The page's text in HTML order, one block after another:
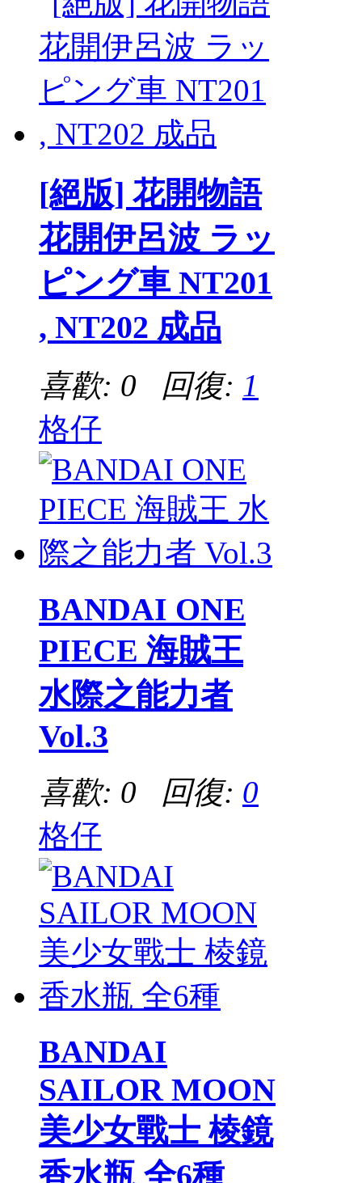
[絕版] 花開物語
花開伊呂波 ラッ
ピング車 NT201
, NT202 成品
喜歡: 0 回復: 1
格仔
BANDAI ONE
PIECE 海賊王
水際之能力者
Vol.3
喜歡: 0 回復: 0
格仔
BANDAI
SAILOR MOON
美少女戰士 棱鏡
香水瓶 全6種